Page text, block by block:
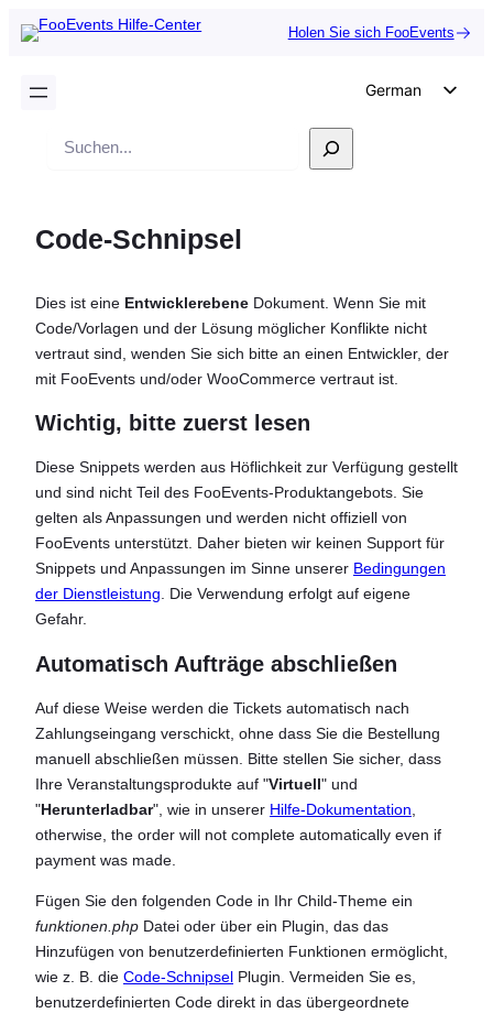
Holen Sie sich FooEvents
German
French
Polish
Czech
Suche
Code-Schnipsel
Dies ist eine Entwicklerebene Dokument. Wenn Sie mit
Code/Vorlagen und der Lösung möglicher Konflikte nicht
vertraut sind, wenden Sie sich bitte an einen Entwickler, der
mit FooEvents und/oder WooCommerce vertraut ist.
Wichtig, bitte zuerst lesen
Diese Snippets werden aus Höflichkeit zur Verfügung gestellt
und sind nicht Teil des FooEvents-Produktangebots. Sie
gelten als Anpassungen und werden nicht offiziell von
FooEvents unterstützt. Daher bieten wir keinen Support für
Snippets und Anpassungen im Sinne unserer Bedingungen
der Dienstleistung . Die Verwendung erfolgt auf eigene
Gefahr.
Automatisch Aufträge abschließen
Auf diese Weise werden die Tickets automatisch nach
Zahlungseingang verschickt, ohne dass Sie die Bestellung
manuell abschließen müssen. Bitte stellen Sie sicher, dass
Ihre Veranstaltungsprodukte auf "Virtuell" und
"Herunterladbar", wie in unserer Hilfe-Dokumentation
otherwise, the order will not complete automatically even if
payment was made.
Fügen Sie den folgenden Code in Ihr Child-Theme ein
funktionen.php Datei oder über ein Plugin, das das
Hinzufügen von benutzerdefinierten Funktionen ermöglicht,
wie z. B. die Code-Schnipsel Plugin. Vermeiden Sie es,
benutzerdefinierten Code direkt in das übergeordnete